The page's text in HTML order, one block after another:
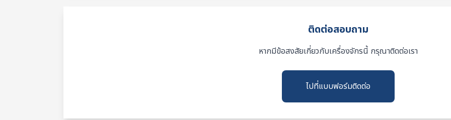
ติดต่อสอบถาม
หากมีข้อสงสัยเกี่ยวกับเครื่องจักรนี้ กรุณาติดต่อเรา
ไปที่แบบฟอร์มติดต่อ